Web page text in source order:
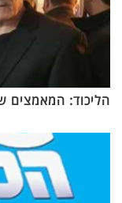
הליכוד: המאמצים